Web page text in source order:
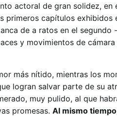
actoral de gran solidez, en
primeros capítulos exhibidos
de a ratos en el segundo
y movimientos de
más nítido, mientras los
logran salvar parte de su
muy pulido, al que
promesas. Al mismo